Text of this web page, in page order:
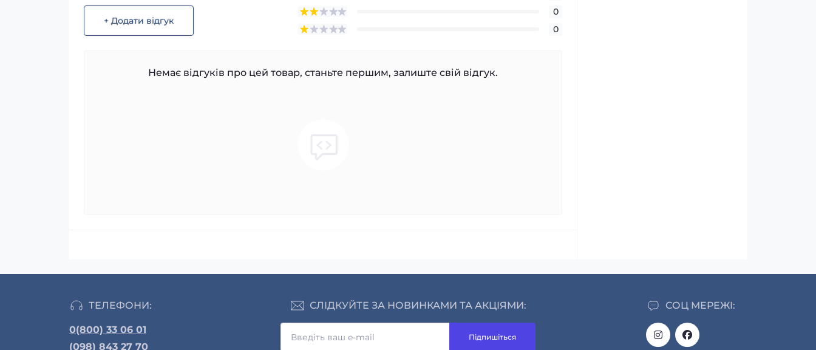
+ Додати відгук
0
0
Немає відгуків про цей товар, станьте першим, залиште свій відгук.
ТЕЛЕФОНИ:
0(800) 33 06 01
(098) 843 27 70
СОЦ МЕРЕЖІ:
СЛІДКУЙТЕ ЗА НОВИНКАМИ ТА АКЦІЯМИ:
Підпишіться